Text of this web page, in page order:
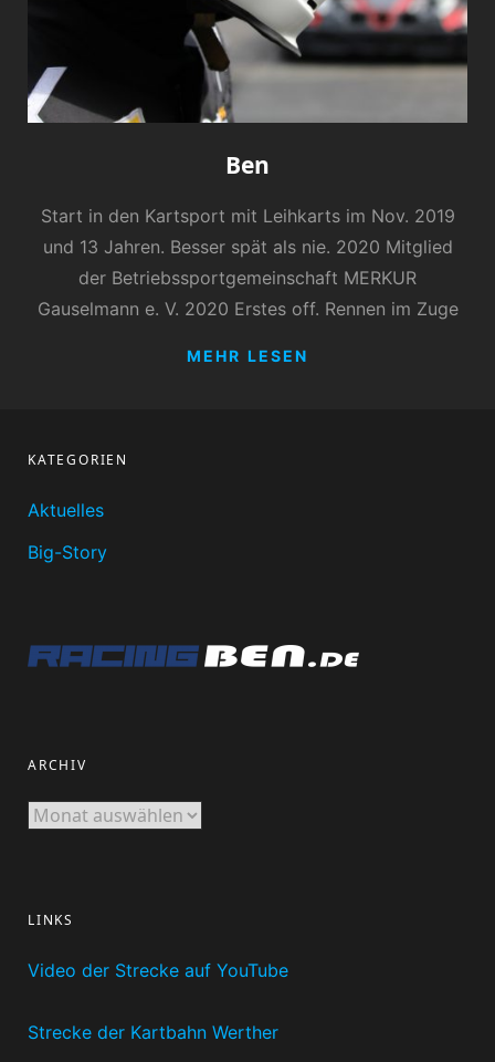
Ben
Start in den Kartsport mit Leihkarts im Nov. 2019
und 13 Jahren. Besser spät als nie. 2020 Mitglied
der Betriebssportgemeinschaft MERKUR
Gauselmann e. V. 2020 Erstes off. Rennen im Zuge
MEHR LESEN
KATEGORIEN
Aktuelles
Big-Story
ARCHIV
Archiv
LINKS
Video der Strecke auf YouTube
Strecke der Kartbahn Werther